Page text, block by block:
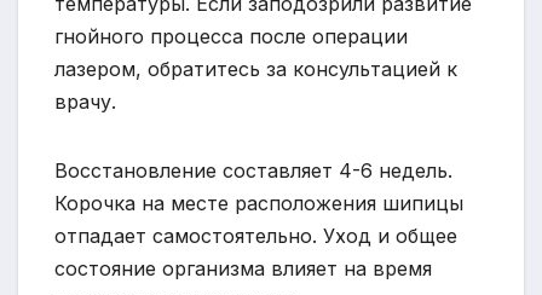
гнойного процесса после операции
лазером, обратитесь за консультацией к
врачу.
Восстановление составляет 4-6 недель.
Корочка на месте расположения шипицы
отпадает самостоятельно. Уход и общее
состояние организма влияет на время